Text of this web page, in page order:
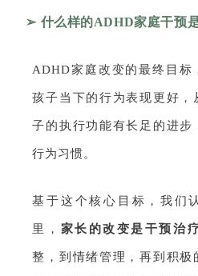
➢ 什么样的ADHD家庭干预
ADHD家庭改变的最终目标
孩子当下的行为表现更好，
子的执行功能有长足的进步
行为习惯。
基于这个核心目标，我们
里， 家长的改变是干预治
整，到情绪管理，再到积极